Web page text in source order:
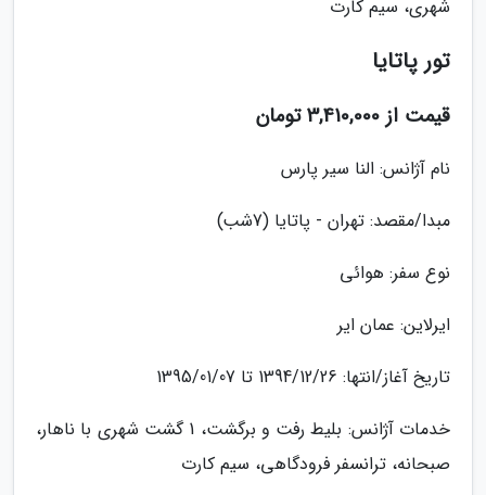
شهری، سیم کارت
تور پاتایا
قیمت از 3,410,000 تومان
نام آژانس: النا سیر پارس
مبدا/مقصد: تهران - پاتایا (7شب)
نوع سفر: هوائی
ایرلاین: عمان ایر
تاریخ آغاز/انتها: 1394/12/26 تا 1395/01/07
خدمات آژانس: بلیط رفت و برگشت، 1 گشت شهری با ناهار،
صبحانه، ترانسفر فرودگاهی، سیم کارت